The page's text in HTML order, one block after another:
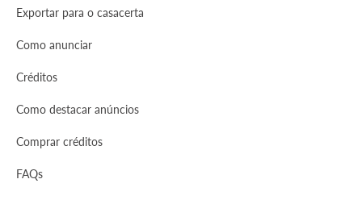
Exportar para o casacerta
Como anunciar
Créditos
Como destacar anúncios
Comprar créditos
FAQs